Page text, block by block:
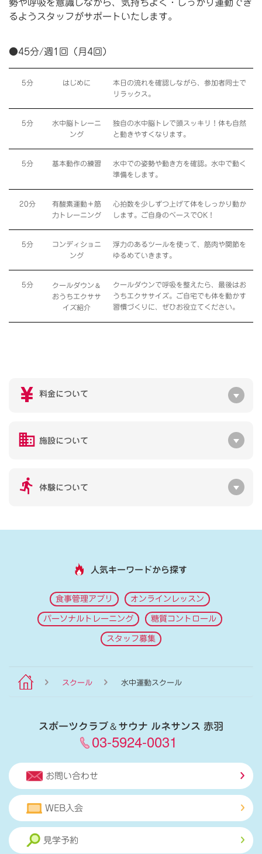
勢や呼吸を意識しながら、気持ちよく・しっかり運動でき
るようスタッフがサポートいたします。
●45分/週1回（月4回）
5分 はじめに
本日の流れを確認しながら、参加者同士で
リラックス。
5分
水中脳トレーニ
ング
独自の水中脳トレで頭スッキリ！体も自然
と動きやすくなります。
5分 基本動作の練習
水中での姿勢や動き方を確認。水中で動く
準備をします。
20分
有酸素運動＋筋
力トレーニング
心拍数を少しずつ上げて体をしっかり動か
します。ご自身のペースでOK！
5分
コンディショニ
ング
浮力のあるツールを使って、筋肉や関節を
ゆるめていきます。
5分 クールダウン ＆
おうちエクササ
イズ紹介
クールダウンで呼吸を整えたら、最後はお
うちエクササイズ。ご自宅でも体を動かす
習慣づくりに、ぜひお役立てください。
料金について
施設について
体験について
人気キーワードから探す
食事管理アプリ オンラインレッスン
パーソナルトレーニング 糖質コントロール
スタッフ募集
スクール 水中運動スクール
スポーツクラブ＆サウナ ルネサンス 赤羽
03-5924-0031
お問い合わせ
WEB入会
見学予約